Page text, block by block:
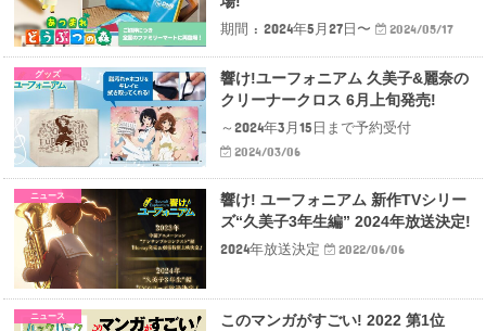
期間 : 2024年5月27日〜
2024/05/17
グッズ
響け!ユーフォニアム 久美子&麗奈の
クリーナークロス 6月上旬発売!
～2024年3月15日まで予約受付
2024/03/06
ニュース
響け! ユーフォニアム 新作TVシリー
ズ“久美子3年生編” 2024年放送決定!
2024年放送決定
2022/06/06
ニュース
このマンガがすごい! 2022 第1位